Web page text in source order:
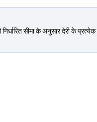
सीमा के अनुसार देरी के